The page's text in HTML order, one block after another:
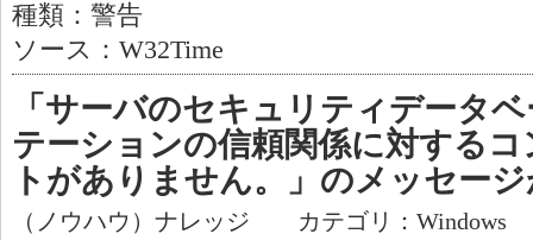
種類：警告
ソース：W32Time
「サーバのセキュリティデータ
テーションの信頼関係に対する
トがありません。」のメッセー
（ノウハウ）ナレッジ カテゴリ：Windows